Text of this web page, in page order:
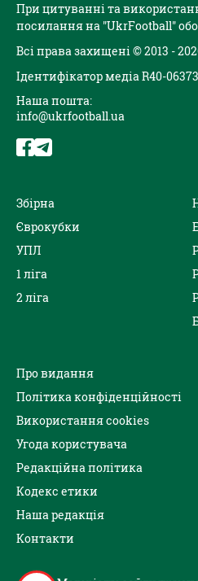
При цитуванні та
посилання на "UkrFootball"
Всі права захищені © 2013 -
Ідентифікатор медіа R40-06373
Наша пошта:
info@ukrfootball.ua
Збірна
Єврокубки
УПЛ
1 ліга
2 ліга
Про видання
Політика конфіденційності
Використання cookies
Угода користувача
Редакційна політика
Кодекс етики
Наша редакція
Контакти